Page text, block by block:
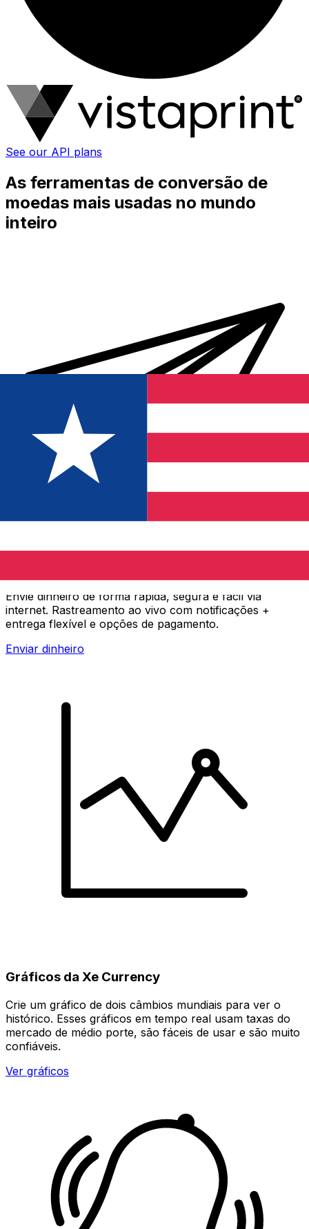
See our API plans
As ferramentas de conversão de
moedas mais usadas no mundo
inteiro
Envie dinheiro de forma rápida, segura e fácil via
internet. Rastreamento ao vivo com notificações +
entrega flexível e opções de pagamento.
Enviar dinheiro
Gráficos da Xe Currency
Crie um gráfico de dois câmbios mundiais para ver o
histórico. Esses gráficos em tempo real usam taxas do
mercado de médio porte, são fáceis de usar e são muito
confiáveis.
Ver gráficos